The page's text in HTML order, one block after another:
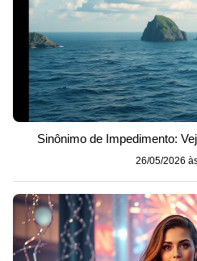
Sinônimo de Impedimento:
26/05/2026